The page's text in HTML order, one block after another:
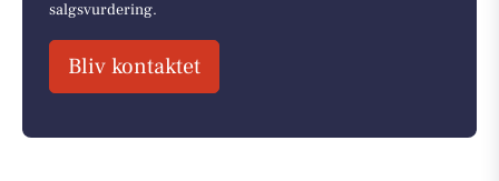
salgsvurdering.
Bliv kontaktet